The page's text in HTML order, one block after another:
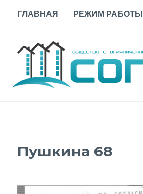
ГЛАВНАЯ РЕЖИМ РАБОТЫ
Пушкина 68